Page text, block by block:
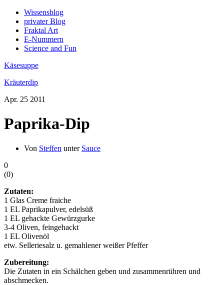
Wissensblog
privater Blog
Fraktal Art
E-Nummern
Science and Fun
Käsesuppe
Kräuterdip
Apr. 25 2011
Paprika-Dip
Von Steffen unter Sauce
0
(0)
Zutaten:
1 Glas Creme fraiche
1 EL Paprikapulver, edelsüß
1 EL gehackte Gewürzgurke
3-4 Oliven, feingehackt
1 EL Olivenöl
etw. Selleriesalz u. gemahlener weißer Pfeffer
Zubereitung:
Die Zutaten in ein Schälchen geben und zusammenrühren und
abschmecken.